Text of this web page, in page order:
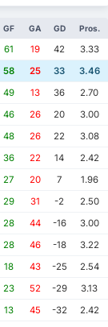
GF GA GD Pros.
61 19 42
3.33
58 25 33
3.46
49 13 36
2.70
46 26 20
3.00
48 26 22
3.08
36 22 14
2.42
27 20 7
1.96
29 31 -2
2.50
28 44 -16
3.00
28 46 -18
3.22
18 43 -25
2.54
23 52 -29
3.13
13 45 -32
2.42